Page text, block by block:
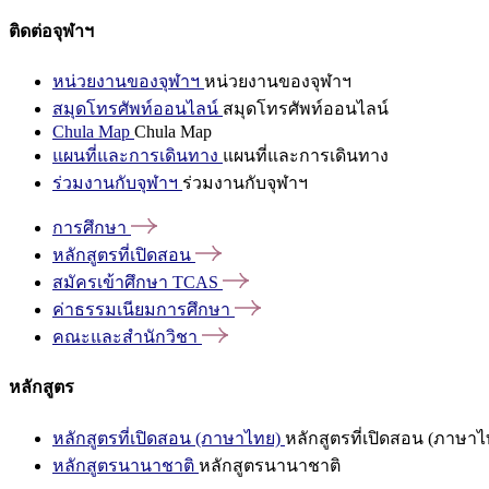
ติดต่อจุฬาฯ
หน่วยงานของจุฬาฯ หน่วยงานของจุฬาฯ
สมุดโทรศัพท์ออนไลน์ สมุดโทรศัพท์ออนไลน์
Chula Map Chula Map
แผนที่และการเดินทาง แผนที่และการเดินทาง
ร่วมงานกับจุฬาฯ ร่วมงานกับจุฬาฯ
การศึกษา
หลักสูตรที่เปิดสอน
สมัครเข้าศึกษา TCAS
ค่าธรรมเนียมการศึกษา
คณะและสำนักวิชา
หลักสูตร
หลักสูตรที่เปิดสอน (ภาษาไทย) หลักสูตรที่เปิดสอน (ภาษาไ
หลักสูตรนานาชาติ หลักสูตรนานาชาติ